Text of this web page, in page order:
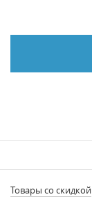
Товары со скидкой